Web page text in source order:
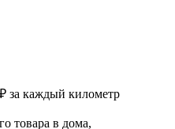
за каждый километр
товара в дома,